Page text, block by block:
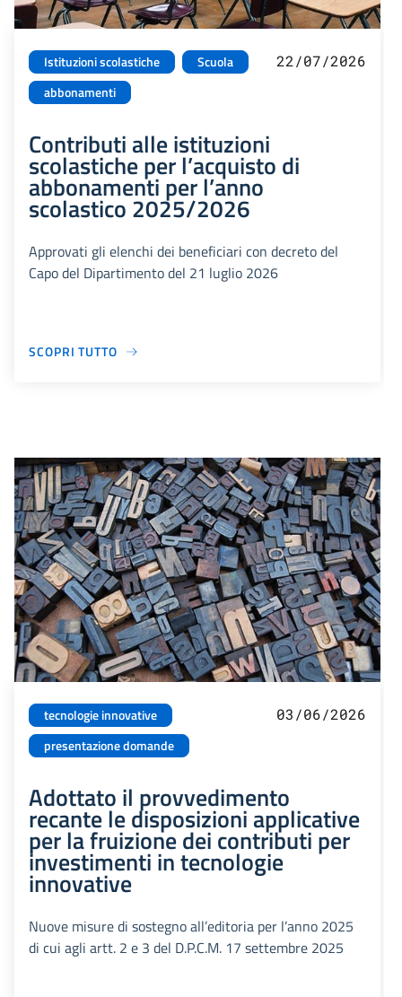
Istituzioni scolastiche
Scuola
abbonamenti
22/07/2026
Contributi alle istituzioni
scolastiche per l’acquisto di
abbonamenti per l’anno
scolastico 2025/2026
Approvati gli elenchi dei beneficiari con decreto del
Capo del Dipartimento del 21 luglio 2026
SCOPRI TUTTO
tecnologie innovative
presentazione domande
03/06/2026
Adottato il provvedimento
recante le disposizioni applicative
per la fruizione dei contributi per
investimenti in tecnologie
innovative
Nuove misure di sostegno all’editoria per l’anno 2025
di cui agli artt. 2 e 3 del D.P.C.M. 17 settembre 2025